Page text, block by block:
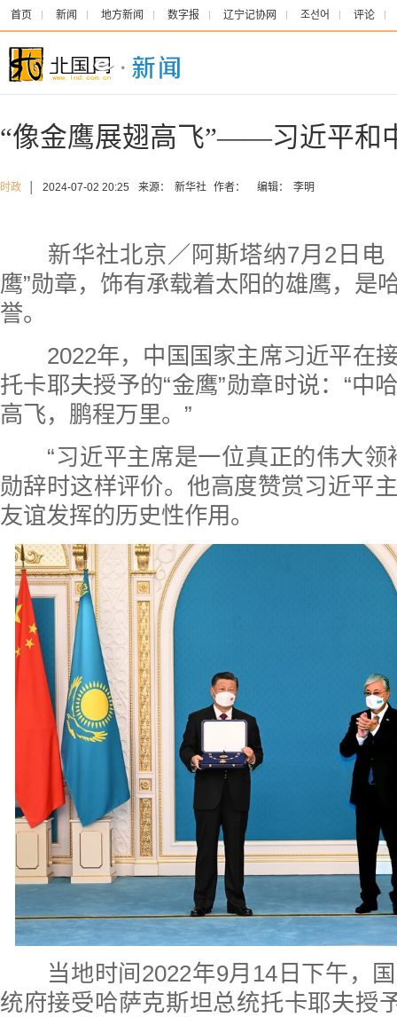
首页 新闻 地方新闻 数字报 辽宁记协网 조선어 评论
“像金鹰展翅高飞”——习近平和
时政 2024-07-02 20:25 来源： 新华社 作者： 编辑： 李明
新华社北京／阿斯塔纳7月2日电
鹰”勋章，饰有承载着太阳的雄鹰，是
誉。
2022年，中国国家主席习近平在
托卡耶夫授予的“金鹰”勋章时说：“中
高飞，鹏程万里。”
“习近平主席是一位真正的伟大领
勋辞时这样评价。他高度赞赏习近平
友谊发挥的历史性作用。
当地时间2022年9月14日下午，
统府接受哈萨克斯坦总统托卡耶夫授